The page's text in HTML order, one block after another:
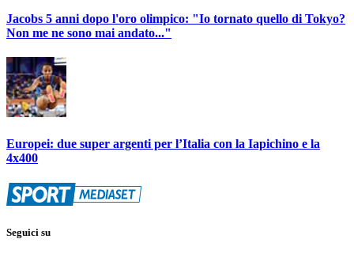
Jacobs 5 anni dopo l'oro olimpico: "Io tornato quello di Tokyo?
Non me ne sono mai andato..."
Europei: due super argenti per l’Italia con la Iapichino e la
4x400
Seguici su